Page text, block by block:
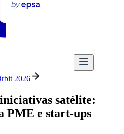
2026
satélite:
PME e start-ups